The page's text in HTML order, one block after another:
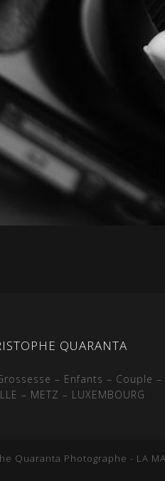
QUARANTA
– Enfants – Couple
– METZ – LUXEMBOURG
Quaranta Photographe - LA